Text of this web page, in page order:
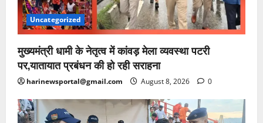
Uncategorized
मुख्यमंत्री धामी के नेतृत्व में कांवड़ मेला व्यवस्था पटरी
पर,यातायात प्रबंधन की हो रही सराहना
harinewsportal@gmail.com August 8, 2026 0